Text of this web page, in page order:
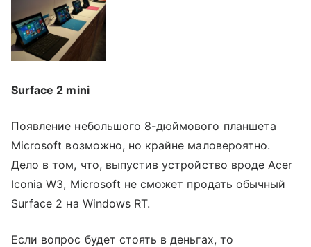
Surface 2 mini
Появление небольшого 8-дюймового планшета
Microsoft возможно, но крайне маловероятно.
Дело в том, что, выпустив устройство вроде Acer
Iconia W3, Microsoft не сможет продать обычный
Surface 2 на Windows RT.
Если вопрос будет стоять в деньгах, то